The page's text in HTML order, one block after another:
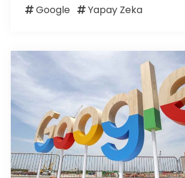
Google
Yapay Zeka